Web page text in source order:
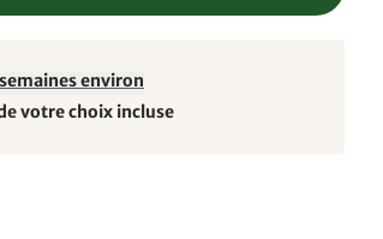
environ
votre choix incluse